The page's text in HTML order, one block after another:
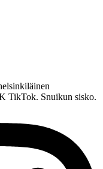
TikTok. Snuikun sisko.